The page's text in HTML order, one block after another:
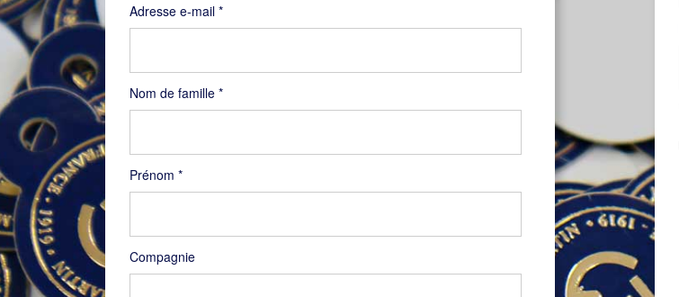
Nom de famille *
Prénom *
Compagnie
Adresse e-mail *Obligatoire